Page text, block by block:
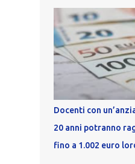
Docenti con
20 anni potranno
fino a 1.002 euro